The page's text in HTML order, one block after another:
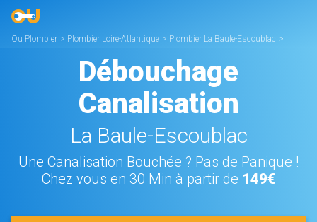
Ou Plombier > Plombier Loire-Atlantique > Plombier La Baule-Escoublac >
Débouchage
Canalisation
La Baule-Escoublac
Une Canalisation Bouchée ? Pas de Panique !
Chez vous en 30 Min à partir de 149€